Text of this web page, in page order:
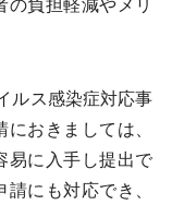
の負担軽減やメリ
ルス感染症対応事
おきましては、
易に入手し提出で
にも対応でき、